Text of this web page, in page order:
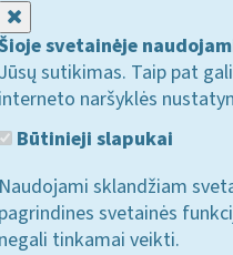
svetainėje
Jūsų sutikimas. Taip pat
interneto naršyklės
Būtinieji slapukai
Naudojami sklandžiam
pagrindines svetainės
negali tinkamai veikti.